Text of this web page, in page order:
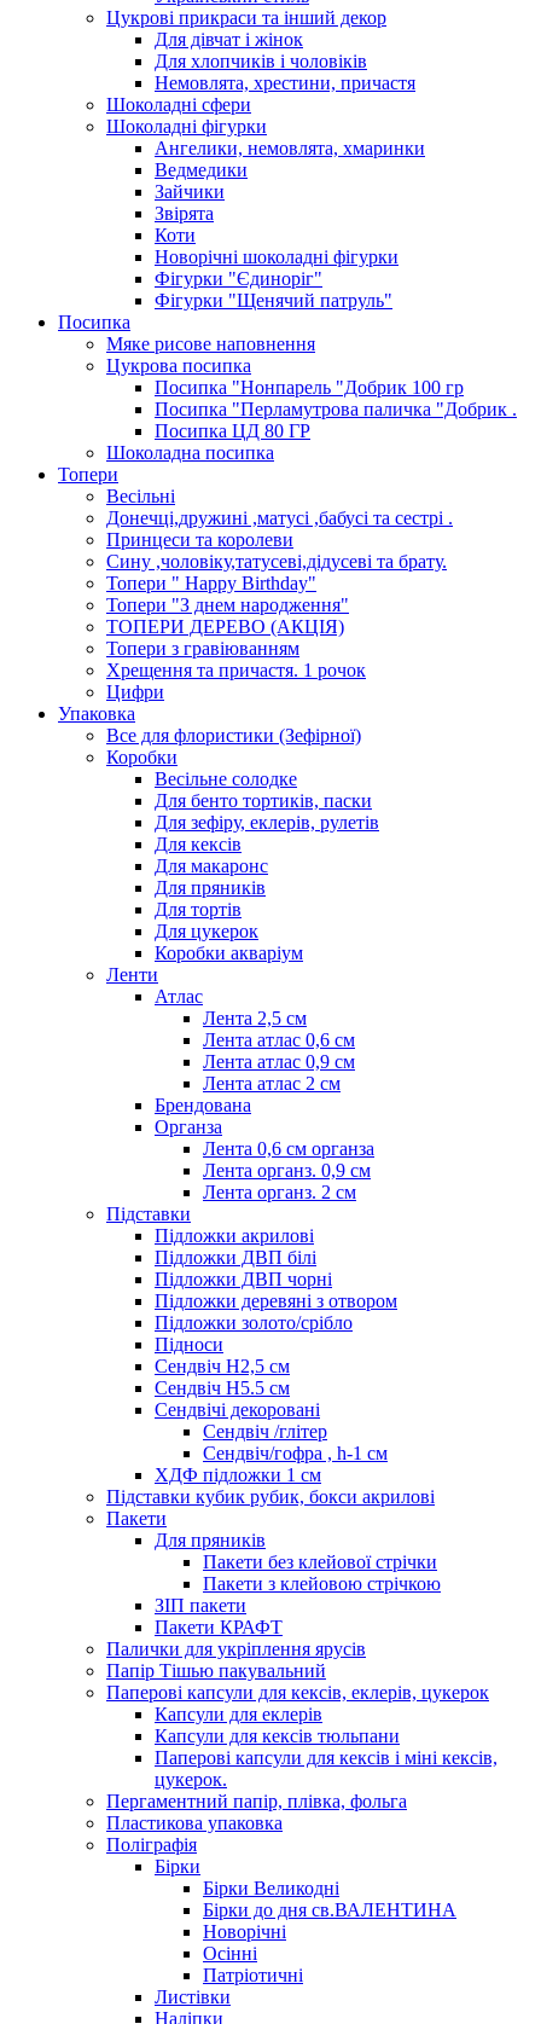
Цукрові прикраси та інший декор
Для дівчат і жінок
Для хлопчиків і чоловіків
Немовлята, хрестини, причастя
Шоколадні сфери
Шоколадні фігурки
Ангелики, немовлята, хмаринки
Ведмедики
Зайчики
Звірята
Коти
Новорічні шоколадні фігурки
Фігурки "Єдиноріг"
Фігурки "Щенячий патруль"
Посипка
Мяке рисове наповнення
Цукрова посипка
Посипка "Нонпарель "Добрик 100 гр
Посипка "Перламутрова паличка "Добрик .
Посипка ЦД 80 ГР
Шоколадна посипка
Топери
Весільні
Донечці,дружині ,матусі ,бабусі та сестрі .
Принцеси та королеви
Сину ,чоловіку,татусеві,дідусеві та брату.
Топери " Happy Birthday"
Топери "З днем народження"
ТОПЕРИ ДЕРЕВО (АКЦІЯ)
Топери з гравіюванням
Хрещення та причастя. 1 рочок
Цифри
Упаковка
Все для флористики (Зефірної)
Коробки
Весільне солодке
Для бенто тортиків, паски
Для зефіру, еклерів, рулетів
Для кексів
Для макаронс
Для пряників
Для тортів
Для цукерок
Коробки акваріум
Ленти
Атлас
Лента 2,5 см
Лента атлас 0,6 см
Лента атлас 0,9 см
Лента атлас 2 см
Брендована
Органза
Лента 0,6 см органза
Лента органз. 0,9 см
Лента органз. 2 см
Підставки
Підложки акрилові
Підложки ДВП білі
Підложки ДВП чорні
Підложки деревяні з отвором
Підложки золото/срібло
Підноси
Сендвіч H2,5 см
Сендвіч H5.5 см
Сендвічі декоровані
Сендвіч /глітер
Сендвіч/гофра , h-1 см
ХДФ підложки 1 см
Підставки кубик рубик, бокси акрилові
Пакети
Для пряників
Пакети без клейової стрічки
Пакети з клейовою стрічкою
ЗІП пакети
Пакети КРАФТ
Палички для укріплення ярусів
Папір Тішью пакувальний
Паперові капсули для кексів, еклерів, цукерок
Капсули для еклерів
Капсули для кексів тюльпани
Паперові капсули для кексів і міні кексів,
цукерок.
Пергаментний папір, плівка, фольга
Пластикова упаковка
Поліграфія
Бірки
Бірки Великодні
Бірки до дня св.ВАЛЕНТИНА
Новорічні
Осінні
Патріотичні
Листівки
Наліпки